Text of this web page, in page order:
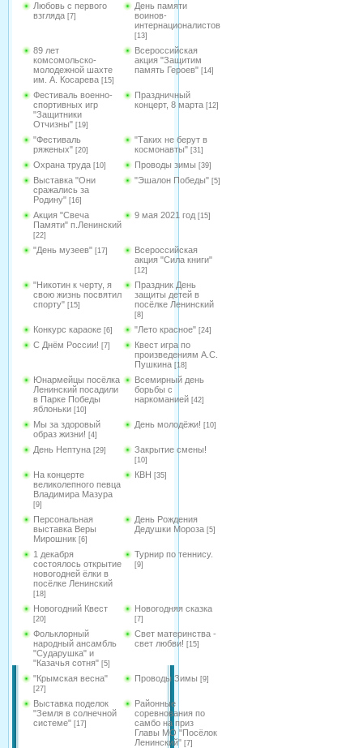
Любовь с первого
взгляда [7]
День памяти
воинов-
интернационалистов
[13]
89 лет
комсомольско-
молодежной шахте
им. А. Косарева [15]
Всероссийская
акция "Защитим
память Героев" [14]
Фестиваль военно-
спортивных игр
"Защитники
Отчизны" [19]
Праздничный
концерт, 8 марта [12]
"Фестиваль
ряженых" [20]
"Таких не берут в
космонавты" [31]
Охрана труда [10] Проводы зимы [39]
Выставка "Они
сражались за
Родину" [16]
"Эшалон Победы" [5]
Акция "Свеча
Памяти" п.Ленинский
[22]
9 мая 2021 год [15]
"День музеев" [17]
Всероссийская
акция "Сила книги"
[12]
"Никотин к черту, я
свою жизнь посвятил
спорту" [15]
Праздник День
защиты детей в
посёлке Ленинский
[8]
Конкурс караоке [6] "Лето красное" [24]
С Днём России! [7]
Квест игра по
произведениям А.С.
Пушкина [18]
Юнармейцы посёлка
Ленинский посадили
в Парке Победы
яблоньки [10]
Всемирный день
борьбы с
наркоманией [42]
Мы за здоровый
образ жизни! [4]
День молодёжи! [10]
День Нептуна [29] Закрытие смены!
[10]
На концерте
великолепного певца
Владимира Мазура
[9]
КВН [35]
Персональная
выставка Веры
Мирошник [6]
День Рождения
Дедушки Мороза [5]
1 декабря
состоялось открытие
новогодней ёлки в
посёлке Ленинский
[18]
Турнир по теннису.
[9]
Новогодний Квест
[20]
Новогодняя сказка
[7]
Фольклорный
народный ансамбль
"Сударушка" и
"Казачья сотня" [5]
Свет материнства -
свет любви! [15]
"Крымская весна"
[27]
Проводы Зимы [9]
Выставка поделок
"Земля в солнечной
системе" [17]
Районные
соревнования по
самбо на приз
Главы МО "Посёлок
Ленинский" [7]